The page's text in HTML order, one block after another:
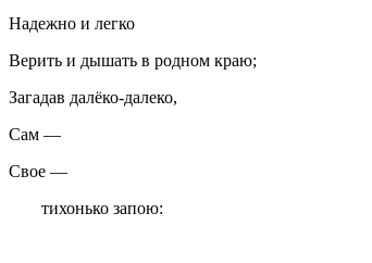
Надежно и легко
Верить и дышать в родном краю;
Загадав далёко-далеко,
Сам —
Свое —
тихонько запою: